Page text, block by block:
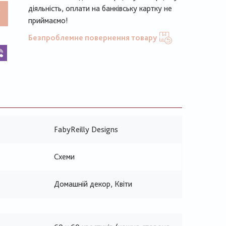
діяльність, оплати на банківську картку не
приймаємо!
Безпроблемне повернення товару
FabyReilly Designs
Схеми
Домашній декор, Квіти